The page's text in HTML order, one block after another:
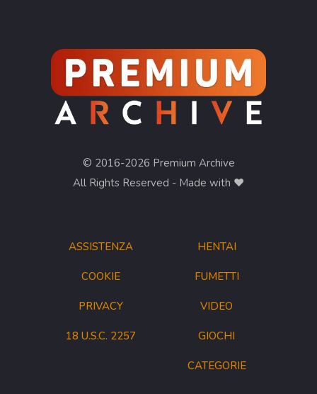
ASSISTENZA
COOKIE
PRIVACY
18 U.S.C. 2257
© 2016-2026 Premium Archive
All Rights Reserved - Made with ❤︎
HENTAI
FUMETTI
VIDEO
GIOCHI
CATEGORIE